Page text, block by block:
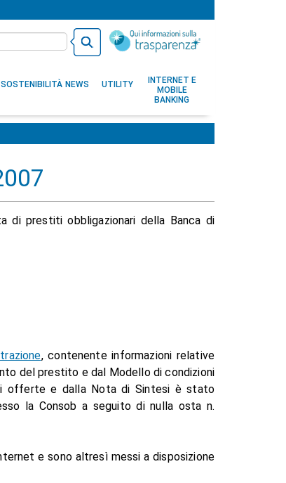
SOSTENIBILITÀ NEWS UTILITY
INTERNET E
MOBILE
BANKING
di prestiti obbligazionari della Banca di
, contenente informazioni relative
del prestito e dal Modello di condizioni
offerte e dalla Nota di Sintesi è stato
la Consob a seguito di nulla osta n.
e sono altresì messi a disposizione